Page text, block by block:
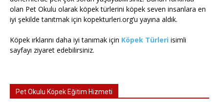
olan Pet Okulu olarak köpek türlerini köpek seven insanlara en
iyi şekilde tanıtmak için kopekturleri.org’u yayına aldık.
Köpek ırklarını daha iyi tanımak için Köpek Türleri isimli
sayfayı ziyaret edebilirsiniz.
Pet Okulu Köpek Eğitim Hizmeti